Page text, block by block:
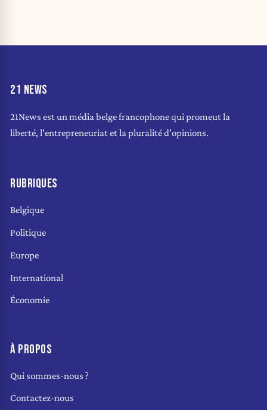
21 NEWS
21News est un média belge francophone qui promeut la
liberté, l'entrepreneuriat et la pluralité d'opinions.
RUBRIQUES
Belgique
Politique
Europe
International
Économie
À PROPOS
Qui sommes-nous ?
Contactez-nous